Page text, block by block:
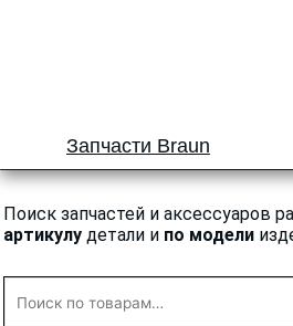
Запчасти Braun
Поиск запчастей и аксессуаров
артикулу детали и по модели